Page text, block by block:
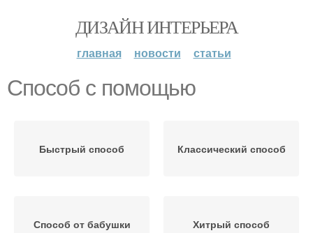
ДИЗАЙН ИНТЕРЬЕРА
главная новости статьи
Способ с помощью
Быстрый способ Классический способ
Способ от бабушки Хитрый способ